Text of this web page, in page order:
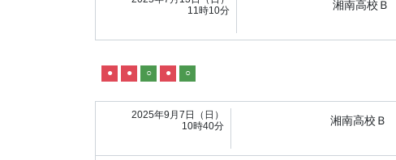
11時10分
湘南高校Ｂ
● ● ○ ● ○
2025年9月7日（日）
10時40分
湘南高校Ｂ